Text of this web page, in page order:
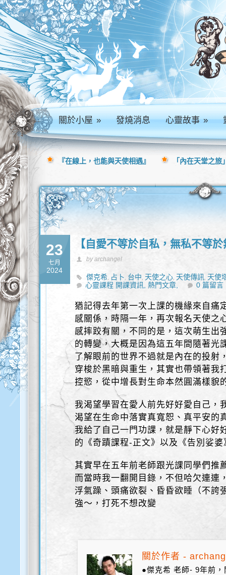
關於小屋» 發燒消息 心靈故事»
23
七月
2024
【自愛不等於自私，無私不等
by archangel
傑克希, 占卜, 台中, 天使之心, 天使傳訊, 天使
豐盛
心靈課程 開課資訊,熱門文章, 0 篇留言
猶記得去年第一次上課的機緣來自痛
感關係，時隔一年，再次報名天使之
感摔跤有關，不同的是，這次萌生出
的轉變，大概是因為這五年間隨著光
了解眼前的世界不過就是內在的投射
穿梭於黑暗與重生，其實也帶領著我
控慾，從中增長對生命本然圓滿樣貌
我渴望學習在愛人前先好好愛自己，
渴望在生命中落實真寬恕、真平安的
我給了自己一門功課，就是靜下心好
的《奇蹟課程-正文》以及《告別娑婆
其實早在五年前老師跟光課同學們推
而當時我一翻開目錄，不但哈欠連連
浮氣躁、頭痛欲裂、昏昏欲睡（不誇
強～，打死不想改變
關於作者 -
●傑克希 老師- 9年前
『在線上，也能與天使相遇』 「內在天堂之